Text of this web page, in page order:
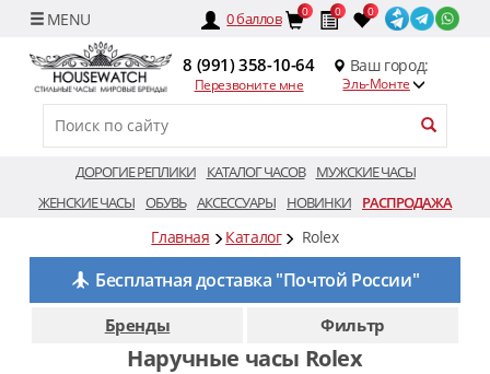
0баллов 0 0 0
8 (991) 358-10-64
Перезвоните мне
Ваш город:
Эль-Монте
ДОРОГИЕ РЕПЛИКИ КАТАЛОГ ЧАСОВ
МУЖСКИЕ ЧАСЫ
ЖЕНСКИЕ ЧАСЫ ОБУВЬ АКСЕССУАРЫ НОВИНКИ РАСПРОДАЖА
Главная Каталог Rolex
Бесплатная доставка "Почтой России"
Бренды Фильтр
Наручные часы Rolex